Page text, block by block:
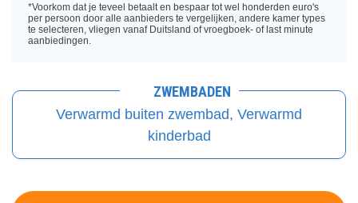
*Voorkom dat je teveel betaalt en bespaar tot wel honderden euro's
per persoon door alle aanbieders te vergelijken, andere kamer types
te selecteren, vliegen vanaf Duitsland of vroegboek- of last minute
aanbiedingen.
ZWEMBADEN
Verwarmd buiten zwembad, Verwarmd
kinderbad